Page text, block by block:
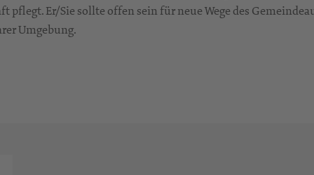
pflegt. Er/Sie sollte offen sein für neue Wege des
Umgebung.